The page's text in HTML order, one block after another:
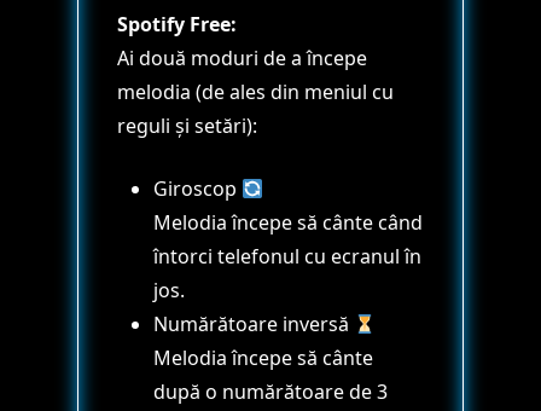
Spotify Free:
Ai două moduri de a începe
melodia (de ales din meniul cu
reguli și setări):
Giroscop
Melodia începe să cânte când
întorci telefonul cu ecranul în
jos.
Numărătoare inversă
Melodia începe să cânte
după o numărătoare de 3